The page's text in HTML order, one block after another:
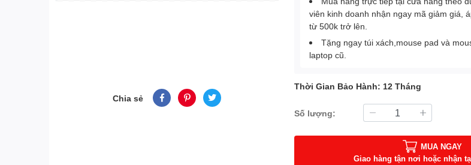
Chia sẻ
viên kinh doanh nhận ngay mã giảm giá,
từ 500k trở lên.
Tặng ngay túi xách,mouse pad và
laptop cũ.
Thời Gian Bảo Hành: 12 Tháng
Số lượng:
MUA NGAY
Giao hàng tận nơi hoặc nhận